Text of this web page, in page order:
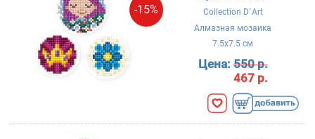
-15%
Collection D`Art
Алмазная мозаика
7.5x7.5 см
Цена:550 р.
467 р.